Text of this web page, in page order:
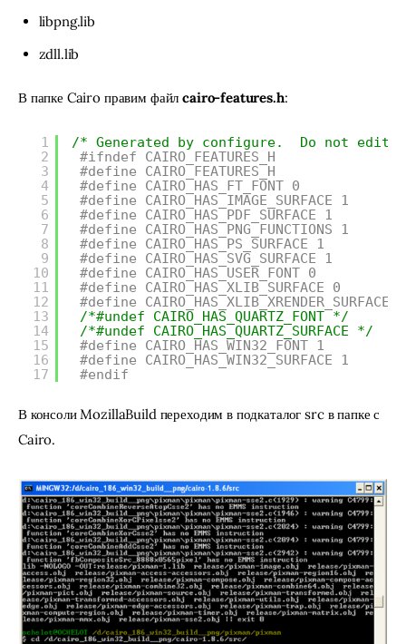
libpng.lib
zdll.lib
В папке Cairo правим файл cairo-features.h:
1
2
3
4
5
6
7
8
9
10
11
12
13
14
15
16
17
/* Generated by configure.  Do not
#ifndef CAIRO_FEATURES_H
#define CAIRO_FEATURES_H
#define CAIRO_HAS_FT_FONT 0
#define CAIRO_HAS_IMAGE_SURFACE 1
#define CAIRO_HAS_PDF_SURFACE 1
#define CAIRO_HAS_PNG_FUNCTIONS 1
#define CAIRO_HAS_PS_SURFACE 1
#define CAIRO_HAS_SVG_SURFACE 1
#define CAIRO_HAS_USER_FONT 0
#define CAIRO_HAS_XLIB_SURFACE 0
#define CAIRO_HAS_XLIB_XRENDER_SURFACE 0
/*#undef CAIRO_HAS_QUARTZ_FONT */
/*#undef CAIRO_HAS_QUARTZ_SURFACE */
#define CAIRO_HAS_WIN32_FONT 1
#define CAIRO_HAS_WIN32_SURFACE 1
#endif
В консоли MozillaBuild переходим в подкаталог src в папке с
Cairo.